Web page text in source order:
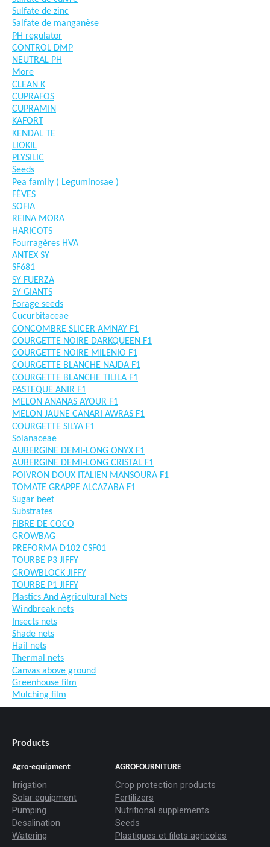
Sulfate de zinc
Salfate de manganèse
PH regulator
CONTROL DMP
NEUTRAL PH
More
CLEAN K
CUPRAFOS
CUPRAMIN
KAFORT
KENDAL TE
LIOKIL
PLYSILIC
Seeds
Pea family ( Leguminosae )
FÈVES
SOFIA
REINA MORA
HARICOTS
Fourragères HVA
ANTEX SY
SF681
SY FUERZA
SY GIANTS
Forage seeds
Cucurbitaceae
CONCOMBRE SLICER AMNAY F1
COURGETTE NOIRE DARKQUEEN F1
COURGETTE NOIRE MILENIO F1
COURGETTE BLANCHE NAJDA F1
COURGETTE BLANCHE TILILA F1
PASTEQUE ANIR F1
MELON ANANAS AYOUR F1
MELON JAUNE CANARI AWRAS F1
COURGETTE SILYA F1
Solanaceae
AUBERGINE DEMI-LONG ONYX F1
AUBERGINE DEMI-LONG CRISTAL F1
POIVRON DOUX ITALIEN MANSOURA F1
TOMATE GRAPPE ALCAZABA F1
Sugar beet
Substrates
FIBRE DE COCO
GROWBAG
PREFORMA D102 CSF01
TOURBE P3 JIFFY
GROWBLOCK JIFFY
TOURBE P1 JIFFY
Plastics And Agricultural Nets
Windbreak nets
Insects nets
Shade nets
Hail nets
Thermal nets
Canvas above ground
Greenhouse film
Mulching film
Products
Agro-equipment
Irrigation
Solar equipment
Pumping
Desalination
Watering
AGROFOURNITURE
Crop protection products
Fertilizers
Nutritional supplements
Seeds
Plastiques et filets agricoles